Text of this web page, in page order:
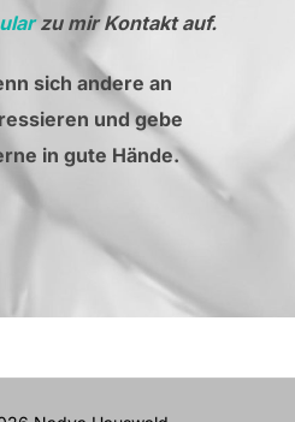
zu mir Kontakt auf.
sich andere an
und gebe
in gute Hände.